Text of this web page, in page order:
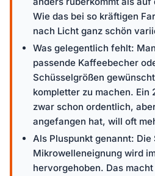
Wie das bei so kräftigen
nach Licht ganz schön
Was gelegentlich fehlt:
passende Kaffeebecher
Schüsselgrößen
kompletter zu machen. Ein
zwar schon ordentlich,
angefangen hat, will oft
Als Pluspunkt genannt:
Mikrowelleneignung wird
hervorgehoben. Das